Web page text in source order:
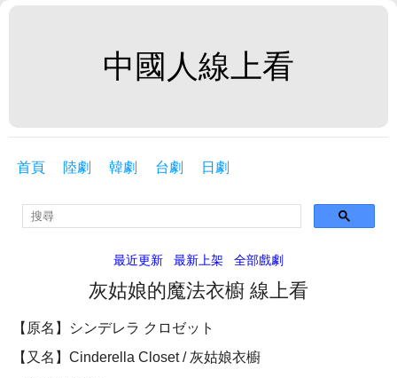
中國人線上看
首頁 陸劇 韓劇 台劇 日劇
最近更新 最新上架 全部戲劇
灰姑娘的魔法衣櫥 線上看
【原名】シンデレラ クロゼット
【又名】Cinderella Closet / 灰姑娘衣櫥